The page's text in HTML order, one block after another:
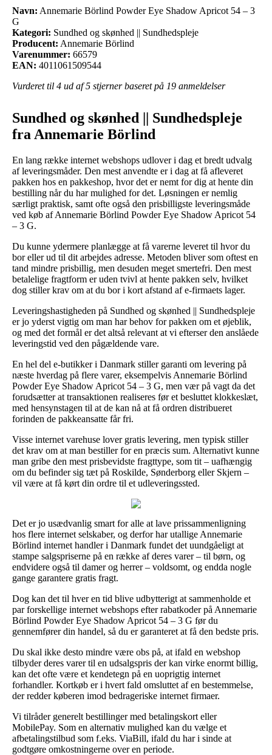
Navn: Annemarie Börlind Powder Eye Shadow Apricot 54 – 3
G
Kategori: Sundhed og skønhed || Sundhedspleje
Producent: Annemarie Börlind
Varenummer: 66579
EAN: 4011061509544
Vurderet til 4 ud af 5 stjerner baseret på 19 anmeldelser
Sundhed og skønhed || Sundhedspleje
fra Annemarie Börlind
En lang række internet webshops udlover i dag et bredt udvalg
af leveringsmåder. Den mest anvendte er i dag at få afleveret
pakken hos en pakkeshop, hvor det er nemt for dig at hente din
bestilling når du har mulighed for det. Løsningen er nemlig
særligt praktisk, samt ofte også den prisbilligste leveringsmåde
ved køb af Annemarie Börlind Powder Eye Shadow Apricot 54
– 3 G.
Du kunne ydermere planlægge at få varerne leveret til hvor du
bor eller ud til dit arbejdes adresse. Metoden bliver som oftest en
tand mindre prisbillig, men desuden meget smertefri. Den mest
betalelige fragtform er uden tvivl at hente pakken selv, hvilket
dog stiller krav om at du bor i kort afstand af e-firmaets lager.
Leveringshastigheden på Sundhed og skønhed || Sundhedspleje
er jo yderst vigtig om man har behov for pakken om et øjeblik,
og med det formål er det altså relevant at vi efterser den anslåede
leveringstid ved den pågældende vare.
En hel del e-butikker i Danmark stiller garanti om levering på
næste hverdag på flere varer, eksempelvis Annemarie Börlind
Powder Eye Shadow Apricot 54 – 3 G, men vær på vagt da det
forudsætter at transaktionen realiseres før et besluttet klokkeslæt,
med hensynstagen til at de kan nå at få ordren distribueret
forinden de pakkeansatte får fri.
Visse internet varehuse lover gratis levering, men typisk stiller
det krav om at man bestiller for en præcis sum. Alternativt kunne
man gribe den mest prisbevidste fragttype, som tit – uafhængig
om du befinder sig tæt på Roskilde, Sønderborg eller Skjern –
vil være at få kørt din ordre til et udleveringssted.
Det er jo usædvanlig smart for alle at lave prissammenligning
hos flere internet selskaber, og derfor har utallige Annemarie
Börlind internet handler i Danmark fundet det uundgåeligt at
stampe salgspriserne på en række af deres varer – til børn, og
endvidere også til damer og herrer – voldsomt, og endda nogle
gange garantere gratis fragt.
Dog kan det til hver en tid blive udbytterigt at sammenholde et
par forskellige internet webshops efter rabatkoder på Annemarie
Börlind Powder Eye Shadow Apricot 54 – 3 G før du
gennemfører din handel, så du er garanteret at få den bedste pris.
Du skal ikke desto mindre være obs på, at ifald en webshop
tilbyder deres varer til en udsalgspris der kan virke enormt billig,
kan det ofte være et kendetegn på en uoprigtig internet
forhandler. Kortkøb er i hvert fald omsluttet af en bestemmelse,
der redder køberen imod bedrageriske internet firmaer.
Vi tilråder generelt bestillinger med betalingskort eller
MobilePay. Som en alternativ mulighed kan du vælge et
afbetalingstilbud som f.eks. ViaBill, ifald du har i sinde at
godtgøre omkostningerne over en periode.